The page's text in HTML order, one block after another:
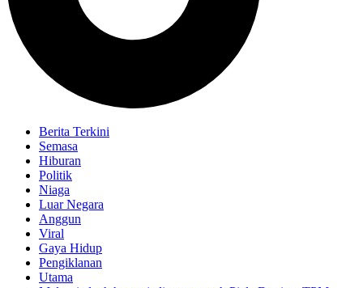
Berita Terkini
Semasa
Hiburan
Politik
Niaga
Luar Negara
Anggun
Viral
Gaya Hidup
Pengiklanan
Utama